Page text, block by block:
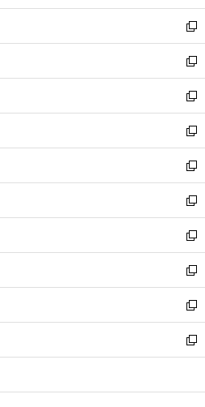
開
く
ウ
で
開
く
ン
ド
ウ
で
開
く
ウ
ィ
ン
ド
ウ
で
開
く
新
し
い
ウ
ィ
ン
ド
ウ
で
開
く
新
し
い
ウ
ィ
ン
ド
ウ
で
開
く
新
し
い
ウ
ィ
ン
ド
ウ
で
開
く
新
し
い
ウ
ィ
ン
ド
ウ
で
開
く
新
し
い
ウ
ィ
ン
ド
ウ
で
開
く
新
し
い
ウ
ィ
ン
ド
ウ
で
開
新
し
い
ウ
ィ
ン
ド
ウ
開
新
し
い
ウ
ィ
ン
ウ
新
し
い
ウ
ン
新
し
ウ